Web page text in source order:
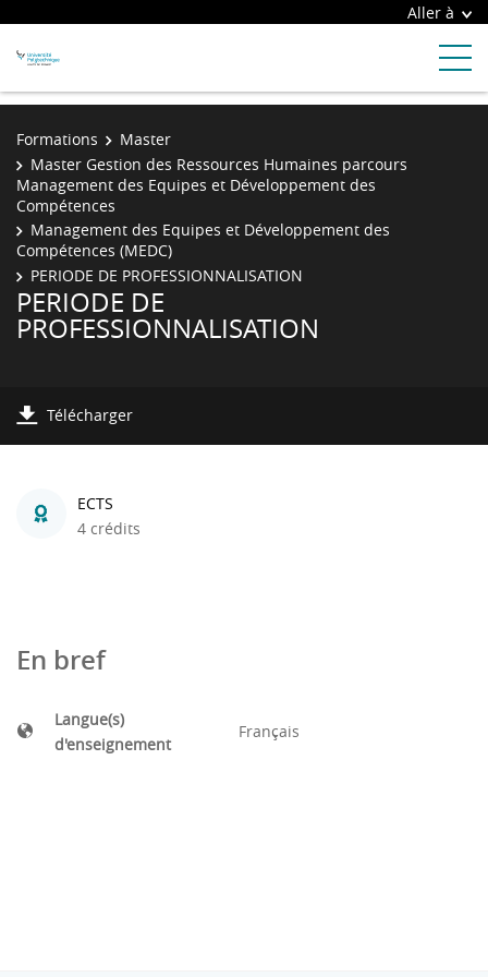
Aller à
Formations
Master
Master Gestion des Ressources Humaines parcours
Management des Equipes et Développement des
Compétences
Management des Equipes et Développement des
Compétences (MEDC)
PERIODE DE PROFESSIONNALISATION
PERIODE DE
PROFESSIONNALISATION
Télécharger
ECTS
4 crédits
En bref
Langue(s)
d'enseignement
Français